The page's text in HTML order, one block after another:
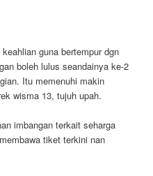
guna bertempur dgn
boleh lulus seandainya ke-2
Itu memenuhi makin
wisma 13, tujuh upah.
imbangan terkait seharga
tiket terkini nan